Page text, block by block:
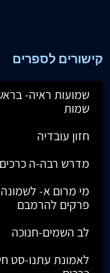
קישורים לספרים
שמועות ראיה-
שמות
חזון עובדיה
מדרש רבה-ה כרכים
מי מרום א- לשמונה
פרקים להרמבם
לב השמים-חנוכה
לאמונת עתנו-סט חי